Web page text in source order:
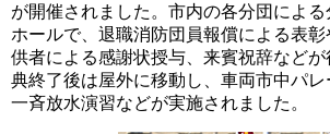
が開催されました。市内の各分団によ
ホールで、退職消防団員報償による表
供者による感謝状授与、来賓祝辞など
典終了後は屋外に移動し、車両市中パレ
一斉放水演習などが実施されました。